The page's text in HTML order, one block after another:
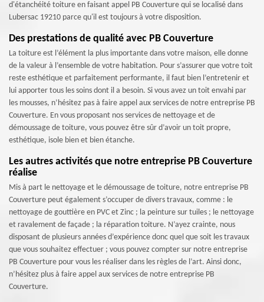
d'étanchéité toiture en faisant appel PB Couverture qui se localisé dans
Lubersac 19210 parce qu'il est toujours à votre disposition.
Des prestations de qualité avec PB Couverture
La toiture est l’élément la plus importante dans votre maison, elle donne
de la valeur à l’ensemble de votre habitation. Pour s’assurer que votre toit
reste esthétique et parfaitement performante, il faut bien l’entretenir et
lui apporter tous les soins dont il a besoin. Si vous avez un toit envahi par
les mousses, n’hésitez pas à faire appel aux services de notre entreprise PB
Couverture. En vous proposant nos services de nettoyage et de
démoussage de toiture, vous pouvez être sûr d’avoir un toit propre,
esthétique, isole bien et bien étanche.
Les autres activités que notre entreprise PB Couverture
réalise
Mis à part le nettoyage et le démoussage de toiture, notre entreprise PB
Couverture peut également s’occuper de divers travaux, comme : le
nettoyage de gouttière en PVC et Zinc ; la peinture sur tuiles ; le nettoyage
et ravalement de façade ; la réparation toiture. N’ayez crainte, nous
disposant de plusieurs années d’expérience donc quel que soit les travaux
que vous souhaitez effectuer ; vous pouvez compter sur notre entreprise
PB Couverture pour vous les réaliser dans les règles de l’art. Ainsi donc,
n’hésitez plus à faire appel aux services de notre entreprise PB
Couverture.